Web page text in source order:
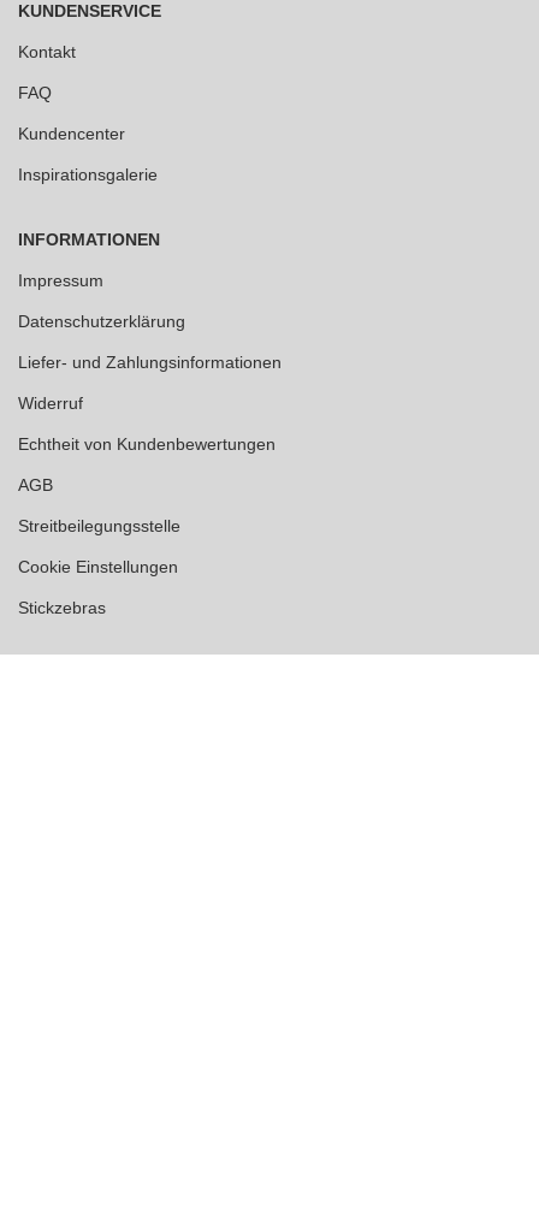
KUNDENSERVICE
Kontakt
FAQ
Kundencenter
Inspirationsgalerie
INFORMATIONEN
Impressum
Datenschutzerklärung
Liefer- und Zahlungsinformationen
Widerruf
Echtheit von Kundenbewertungen
AGB
Streitbeilegungsstelle
Cookie Einstellungen
Stickzebras